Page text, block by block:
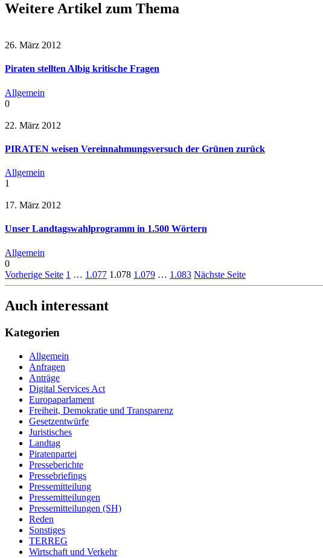
Weitere Artikel zum Thema
26. März 2012
Piraten stellten Albig kritische Fragen
Allgemein
0
22. März 2012
PIRATEN weisen Vereinnahmungsversuch der Grünen zurück
Allgemein
1
17. März 2012
Unser Landtagswahlprogramm in 1.500 Wörtern
Allgemein
0
Vorherige Seite 1 … 1.077 1.078 1.079 … 1.083 Nächste Seite
Auch interessant
Kategorien
Allgemein
Anfragen
Anträge
Digital Services Act
Europaparlament
Freiheit, Demokratie und Transparenz
Gesetzentwürfe
Juristisches
Landtag
Piratenpartei
Presseberichte
Pressebriefings
Pressemitteilung
Pressemitteilungen
Pressemitteilungen (SH)
Reden
Sonstiges
TERREG
Wirtschaft und Verkehr